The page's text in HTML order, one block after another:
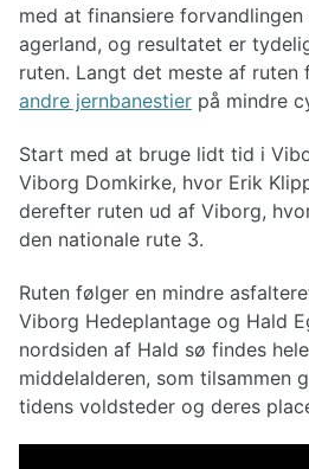
med at finansiere
agerland, og resultatet er
ruten. Langt det meste af ruten
andre jernbanestier på mindre
Start med at bruge lidt tid i
Viborg Domkirke, hvor Erik
derefter ruten ud af Viborg,
den nationale rute 3.
Ruten følger en mindre
Viborg Hedeplantage og Hald
nordsiden af Hald sø findes
middelalderen, som tilsammen
tidens voldsteder og deres